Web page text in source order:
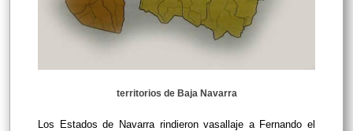
territorios de Baja Navarra
Los Estados de Navarra rindieron vasallaje a Fernando el